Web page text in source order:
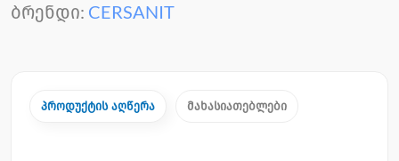
ბრენდი: CERSANIT
პროდუქტის აღწერა მახასიათებლები